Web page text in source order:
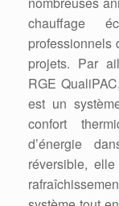
chauffage
professionnels
projets. Par
RGE
est un
confort
d’énergie
réversible,